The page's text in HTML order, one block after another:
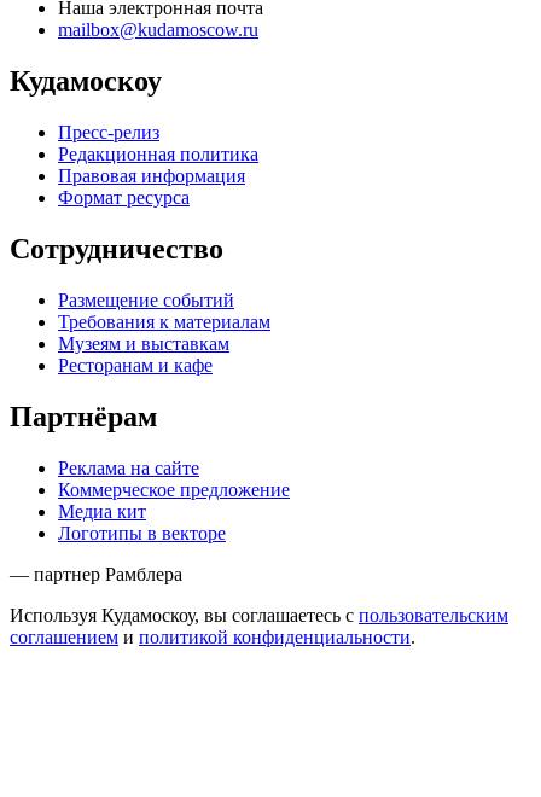
Наша электронная почта
mailbox@kudamoscow.ru
Кудамоскоу
Пресс-релиз
Редакционная политика
Правовая информация
Формат ресурса
Сотрудничество
Размещение событий
Требования к материалам
Музеям и выставкам
Ресторанам и кафе
Партнёрам
Реклама на сайте
Коммерческое предложение
Медиа кит
Логотипы в векторе
— партнер Рамблера
Используя Кудамоскоу, вы соглашаетесь с пользовательским
соглашением и политикой конфиденциальности.